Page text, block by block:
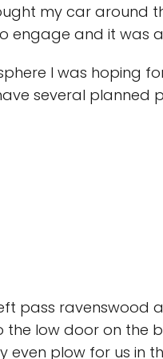
my car around
engage and it was
I was hoping
several planned
pass ravenswood
low door on the
even plow for us in